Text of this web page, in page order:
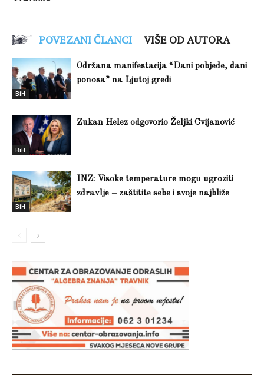
POVEZANI ČLANCI VIŠE OD AUTORA
BiH
Održana manifestacija “Dani pobjede, dani
ponosa” na Ljutoj gredi
BiH
Zukan Helez odgovorio Željki Cvijanović
BiH
INZ: Visoke temperature mogu ugroziti
zdravlje – zaštitite sebe i svoje najbliže